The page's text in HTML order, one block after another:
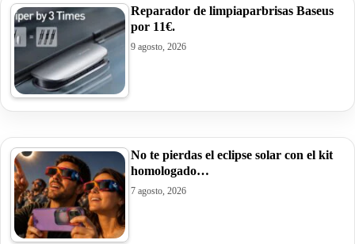
Reparador de limpiaparbrisas Baseus
por 11€.
9 agosto, 2026
No te pierdas el eclipse solar con el kit
homologado…
7 agosto, 2026